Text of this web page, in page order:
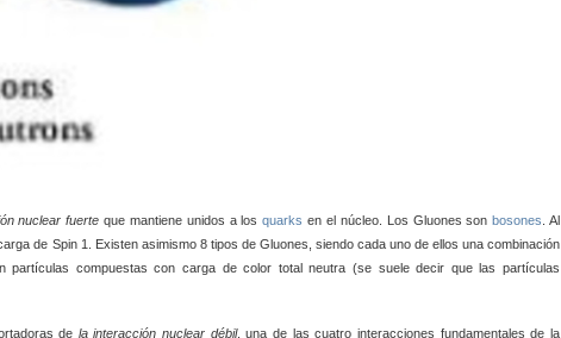
nuclear fuerte que mantiene unidos a losquarks en el núcleo. Los Gluones sonbosones . Al
de Spin 1. Existen asimismo 8 tipos de Gluones, siendo cada uno de ellos una combinación
partículas compuestas con carga de color total neutra (se suele decir que las partículas
de la interacción nuclear débil, una de las cuatro interacciones fundamentales de la